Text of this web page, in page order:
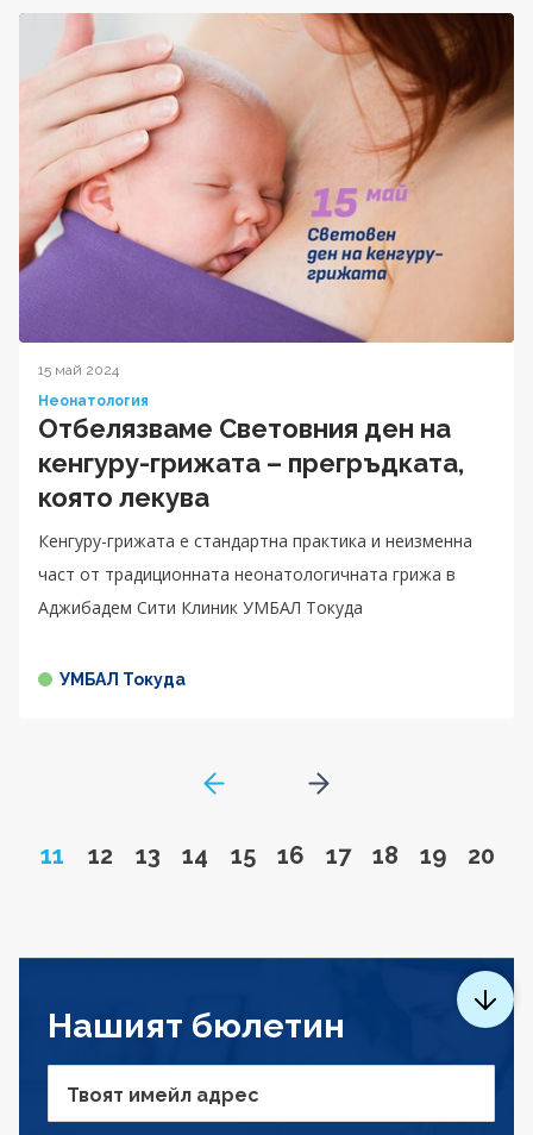
15 май 2024
Неонатология
Отбелязваме Световния ден на
кенгуру-грижата – прегръдката,
която лекува
Кенгуру-грижата е стандартна практика и неизменна
част от традиционната неонатологичната грижа в
Аджибадем Сити Клиник УМБАЛ Токуда
УМБАЛ Токуда
GoToPreviousPage
Page
11 Go to page
12 Go to page
13 Go to page
14 Go to page
15 Go to page
16 Go to page
17 Go to page
18 Go to
19 Go
20
Go to next page
Нашият бюлетин
Твоят имейл адрес